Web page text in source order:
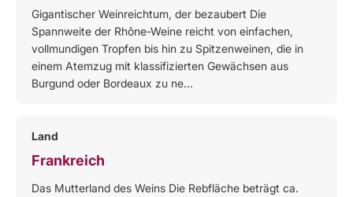
Gigantischer Weinreichtum, der bezaubert Die
Spannweite der Rhône-Weine reicht von einfachen,
vollmundigen Tropfen bis hin zu Spitzenweinen, die in
einem Atemzug mit klassifizierten Gewächsen aus
Burgund oder Bordeaux zu ne...
Land
Frankreich
Das Mutterland des Weins Die Rebfläche beträgt ca.